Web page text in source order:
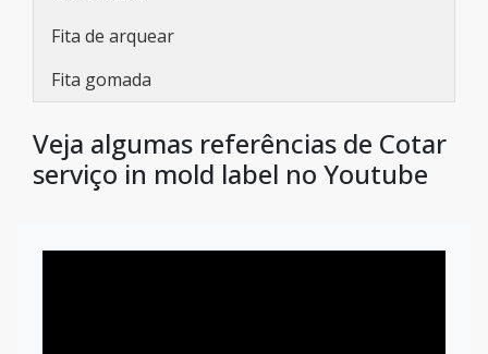
Fita de arquear
Fita gomada
Veja algumas referências de Cotar
serviço in mold label no Youtube